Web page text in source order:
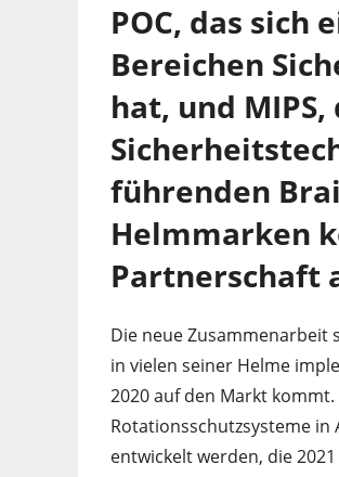
POC, das
Bereichen
hat, und
führenden
Helmmarken
Partnerschaft
Die neue Zusammenarbeit
in vielen seiner Helme
2020 auf den Markt
Rotationsschutzsysteme in
entwickelt werden, die